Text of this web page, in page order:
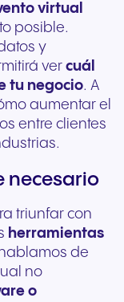
virtual
posible.
y
ver cuál
tu negocio. A
aumentar el
entre clientes
necesario
triunfar con
herramientas
de
no
o